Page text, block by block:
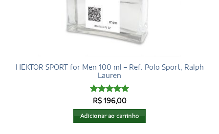
HEKTOR SPORT for Men 100 ml – Ref. Polo Sport, Ralph
Lauren
Avaliação5
de 5
R$196,00
Adicionar ao carrinho